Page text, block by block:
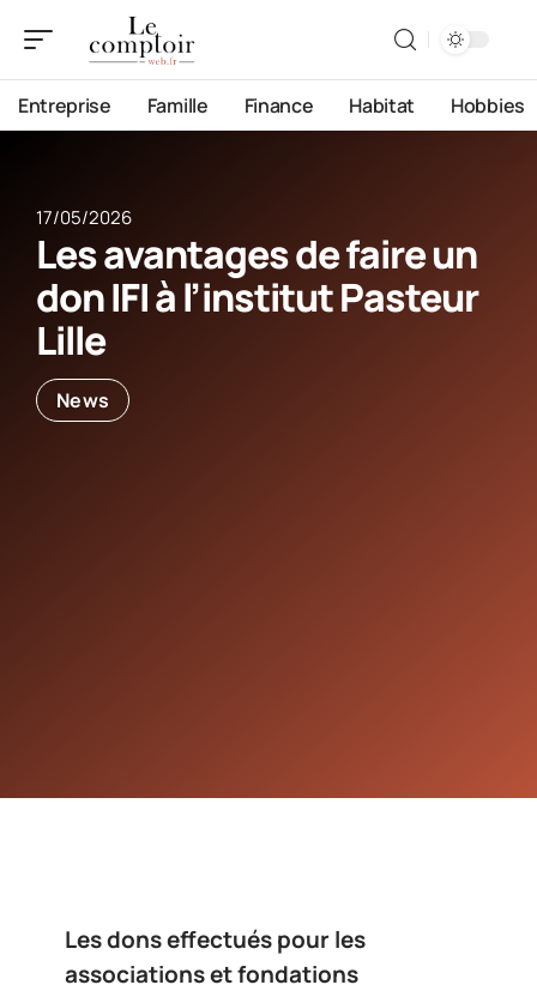
Entreprise Famille Finance Habitat Hobbies
17/05/2026
Les avantages de faire un
don IFI à l’institut Pasteur
Lille
News
Les dons effectués pour les
associations et fondations